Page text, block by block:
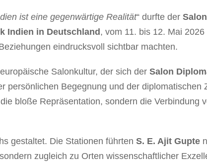
ist eine gegenwärtige Realität“ durfte der
Indien in Deutschland , vom 11. bis 12. Mai
eindrucksvoll sichtbar machten.
Salonkultur, der sich der Salon
Begegnung und der diplomatischen
bloße Repräsentation, sondern die Verbindung
gestaltet. Die Stationen führten S. E. Ajit Gupte
zugleich zu Orten wissenschaftlicher